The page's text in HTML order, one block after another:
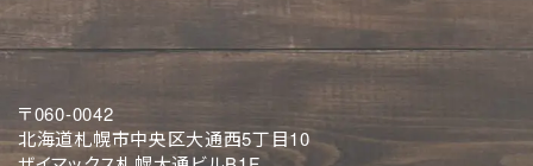
〒060-0042
北海道札幌市中央区大通西5丁目10